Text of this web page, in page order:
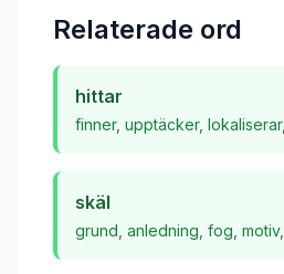
Relaterade ord
hittar
finner, upptäcker, lokaliserar,
skäl
grund anledning fog motiv,